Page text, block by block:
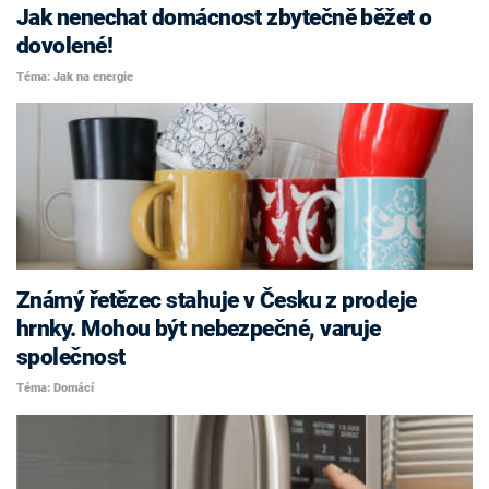
Jak nenechat domácnost zbytečně běžet o
dovolené!
Téma: Jak na energie
Známý řetězec stahuje v Česku z prodeje
hrnky. Mohou být nebezpečné, varuje
společnost
Téma: Domácí